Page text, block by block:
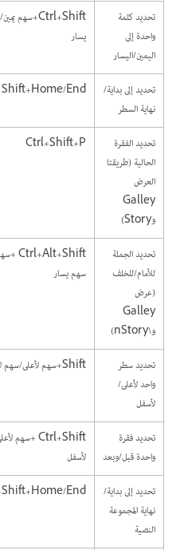
تحديد كلمة
واحدة إلى
اليمين/اليسار
Ctrl+Shift+سهم يمين/سهم
تحديد إلى بداية/
نهاية السطر
Shift+Home/End
تحديد الفقرة
الحالية (طريقتا
Galley
Ctrl+Shift+P
تحديد الجملة
للأمام/للخلف
Galley
Ctrl+Alt+Shift +سهم يمين/
سهم يسار
تحديد سطر
واحد لأعلى/
Shift+سهم لأعلى/سهم لأسفل
تحديد فقرة
واحدة قبل/وبعد
Ctrl+Shift +سهم لأعلى/سهم
لأسفل
تحديد إلى بداية/
نهاية المجموعة
Ctrl+Shift+Home/End